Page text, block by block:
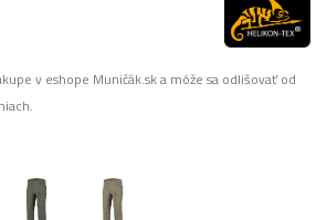
v eshope Muničák.sk a môže sa odlišovať od